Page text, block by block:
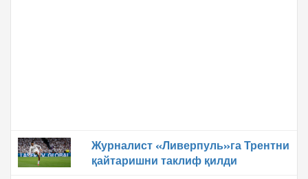
Журналист «Ливерпуль»га Трентни
қайтаришни таклиф қилди